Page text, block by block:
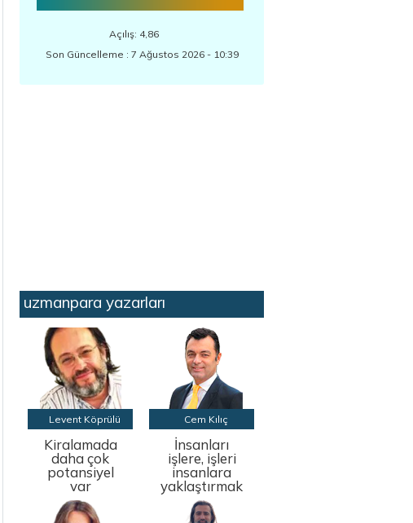
Açılış: 4,86
Son Güncelleme : 7 Ağustos 2026 - 10:39
uzmanpara yazarları
Levent Köprülü
Kiralamada
daha çok
potansiyel
var
Cem Kılıç
İnsanları
işlere, işleri
insanlara
yaklaştırmak